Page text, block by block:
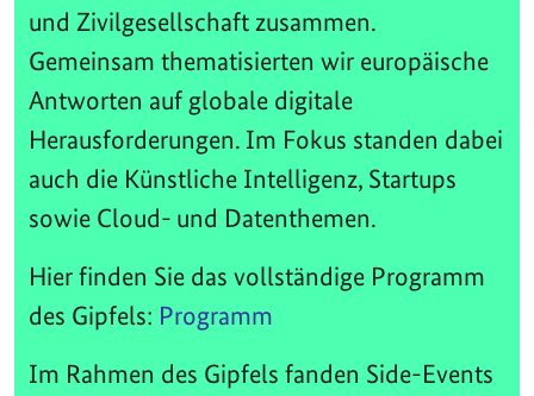
und Zivilgesellschaft zusammen.
Gemeinsam thematisierten wir europäische
Antworten auf globale digitale
Herausforderungen. Im Fokus standen dabei
auch die Künstliche Intelligenz, Startups
sowie Cloud- und Datenthemen.
Hier finden Sie das vollständige Programm
des Gipfels: Programm
Im Rahmen des Gipfels fanden Side-Events